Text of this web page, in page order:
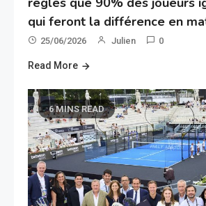
qui feront la différence en
25/06/2026 Julien 0
Read More
6 MINS READ